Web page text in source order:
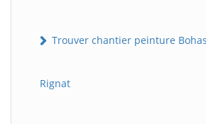
Trouver chantier peinture
Rignat